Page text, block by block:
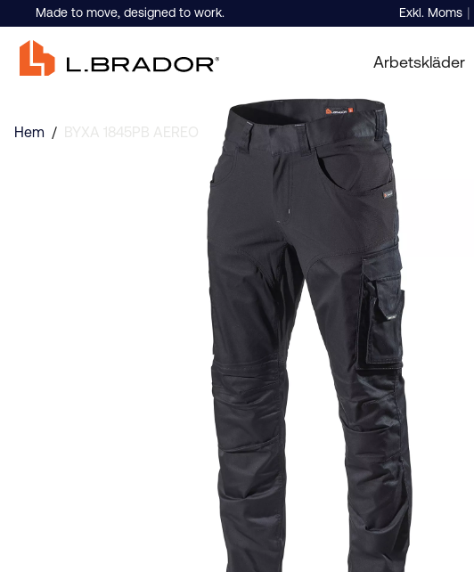
Made to move, designed to work. Exkl. Moms |
Arbetskläder
Hem / BYXA 1845PB AEREO